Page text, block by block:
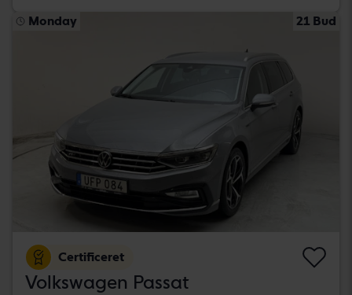
Monday 21 Bud
Certificeret
Volkswagen Passat